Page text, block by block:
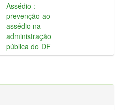
Assédio :
prevenção ao
assédio na
administração
pública do DF
-